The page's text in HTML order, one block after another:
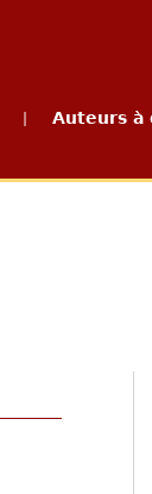
Auteurs à